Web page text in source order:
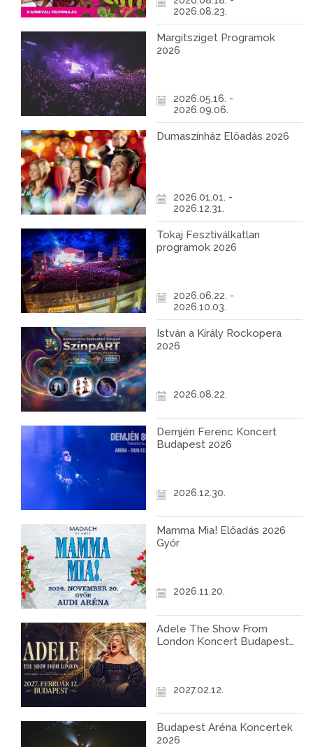
2026.08.23.
Margitsziget Programok
2026
2026.05.16. -
2026.09.06.
Dumaszínház Előadás 2026
2026.01.01. -
2026.12.31.
Tokaj Fesztiválkatlan
programok 2026
2026.06.22. -
2026.10.03.
István a Király Rockopera
2026
2026.08.22.
Demjén Ferenc Koncert
Budapest 2026
2026.12.30.
Mamma Mia! Előadás 2026
Győr
2026.11.20.
Adele The Show From
London Koncert Budapest
2027.02.12.
Budapest Aréna Koncertek
2026